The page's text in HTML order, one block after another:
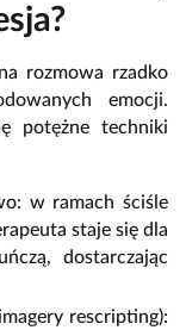
rozmowa rzadko
emocji.
potężne techniki
w ramach ściśle
staje się dla
dostarczając
rescripting):